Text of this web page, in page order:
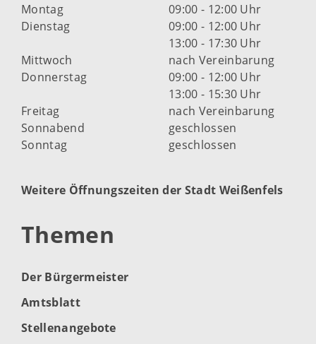
Montag
09:00 - 12:00 Uhr
Dienstag
09:00 - 12:00 Uhr
13:00 - 17:30 Uhr
Mittwoch
nach Vereinbarung
Donnerstag
09:00 - 12:00 Uhr
13:00 - 15:30 Uhr
Freitag
nach Vereinbarung
Sonnabend
geschlossen
Sonntag
geschlossen
Weitere Öffnungszeiten der Stadt Weißenfels
Themen
Der Bürgermeister
Amtsblatt
Stellenangebote